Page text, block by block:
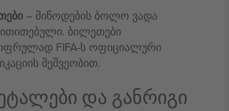
– მიწოდების ბოლო ვადა
ბილეთები
FIFA-ს ოფიციალური
მეშვეობით.
და განრიგი